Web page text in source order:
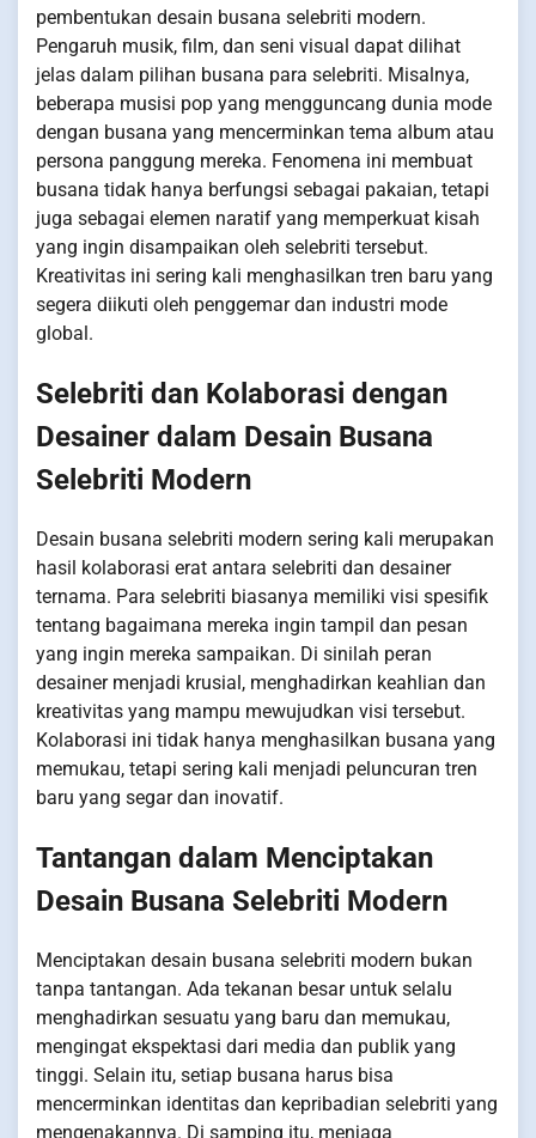
pembentukan desain busana selebriti modern.
Pengaruh musik, film, dan seni visual dapat dilihat
jelas dalam pilihan busana para selebriti. Misalnya,
beberapa musisi pop yang mengguncang dunia mode
dengan busana yang mencerminkan tema album atau
persona panggung mereka. Fenomena ini membuat
busana tidak hanya berfungsi sebagai pakaian, tetapi
juga sebagai elemen naratif yang memperkuat kisah
yang ingin disampaikan oleh selebriti tersebut.
Kreativitas ini sering kali menghasilkan tren baru yang
segera diikuti oleh penggemar dan industri mode
global.
Selebriti dan Kolaborasi dengan
Desainer dalam Desain Busana
Selebriti Modern
Desain busana selebriti modern sering kali merupakan
hasil kolaborasi erat antara selebriti dan desainer
ternama. Para selebriti biasanya memiliki visi spesifik
tentang bagaimana mereka ingin tampil dan pesan
yang ingin mereka sampaikan. Di sinilah peran
desainer menjadi krusial, menghadirkan keahlian dan
kreativitas yang mampu mewujudkan visi tersebut.
Kolaborasi ini tidak hanya menghasilkan busana yang
memukau, tetapi sering kali menjadi peluncuran tren
baru yang segar dan inovatif.
Tantangan dalam Menciptakan
Desain Busana Selebriti Modern
Menciptakan desain busana selebriti modern bukan
tanpa tantangan. Ada tekanan besar untuk selalu
menghadirkan sesuatu yang baru dan memukau,
mengingat ekspektasi dari media dan publik yang
tinggi. Selain itu, setiap busana harus bisa
mencerminkan identitas dan kepribadian selebriti yang
mengenakannya. Di samping itu, menjaga